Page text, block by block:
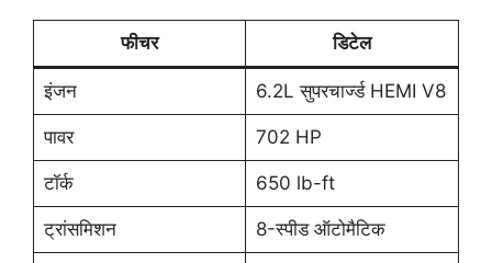
फीचर डिटेल
इंजन 6.2L सुपरचार्ज्ड HEMI V8
पावर 702 HP
टॉर्क 650 lb-ft
ट्रांसमिशन 8-स्पीड ऑटोमैटिक